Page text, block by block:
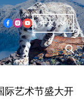
中文
际艺术节盛大开